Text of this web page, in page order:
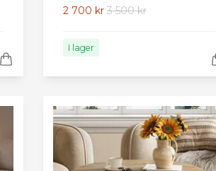
2 700 kr 3 500 kr
I lager